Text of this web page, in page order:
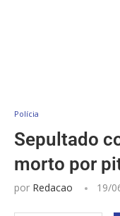
Polícia
Sepultado
morto por pit
por Redacao 19/